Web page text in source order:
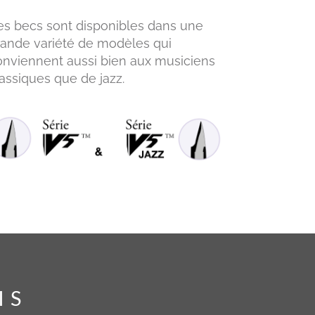
becs sont disponibles dans une
variété de modèles qui
aussi bien aux musiciens
que de jazz.